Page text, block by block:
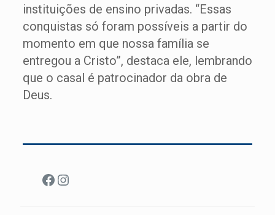
instituições de ensino privadas. “Essas
conquistas só foram possíveis a partir do
momento em que nossa família se
entregou a Cristo”, destaca ele, lembrando
que o casal é patrocinador da obra de
Deus.
Facebook
Instagram